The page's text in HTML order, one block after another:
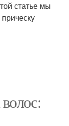
статье мы